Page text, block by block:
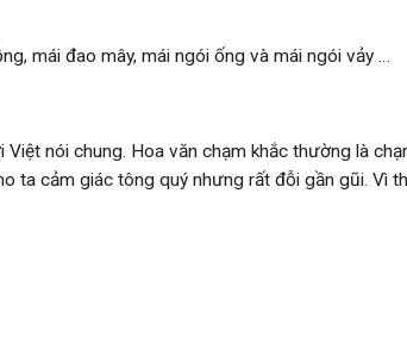
mái đao mây, mái ngói ống và mái ngói vảy …
nói chung. Hoa văn chạm khắc thường là
ta cảm giác tông quý nhưng rất đỗi gần gũi. Vì